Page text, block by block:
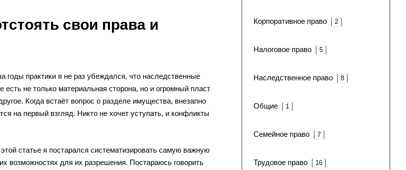
свои права и
практики я не раз убеждался, что наследственные
не только материальная сторона, но и огромный пласт
Когда встаёт вопрос о разделе имущества, внезапно
на первый взгляд. Никто не хочет уступать, и конфликты
статье я постарался систематизировать самую важную
возможностях для их разрешения. Постараюсь говорить
Корпоративное право 2
Налоговое право 5
Наследственное право 8
Общие 1
Семейное право 7
Трудовое право 16